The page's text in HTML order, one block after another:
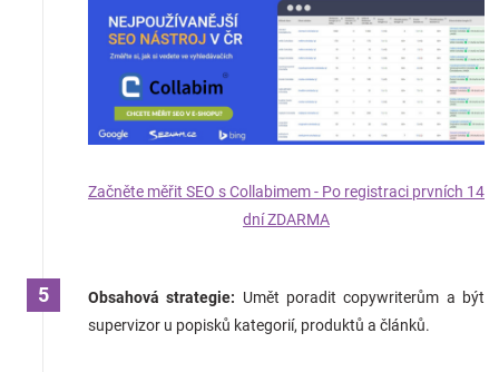
Začněte měřit SEO s Collabimem - Po registraci prvních 14
dní ZDARMA
Obsahová strategie: Umět poradit copywriterům a být
supervizor u popisků kategorií, produktů a článků.